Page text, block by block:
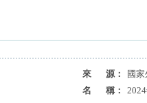
來 源：
國
名 稱：